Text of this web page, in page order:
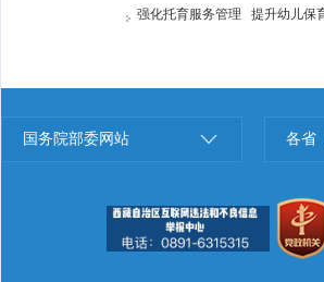
强化托育服务管理 提升幼儿保
国务院部委网站 各省